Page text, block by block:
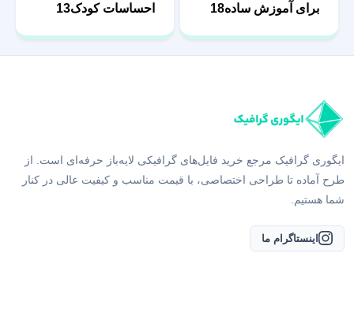
برای آموزش ساده18
احساسات کودک13
ایگوری گرافیک مرجع خرید فایل‌های گرافیکی لایه‌باز حرفه‌ای است. از
طرح آماده تا طراحی اختصاصی، با قیمت مناسب و کیفیت عالی در کنار
شما هستیم.
اینستاگرام ما